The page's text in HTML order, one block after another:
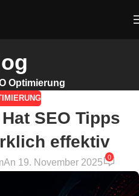
Optimierung
SEO Tipps
effektiv
An 19. November 2025
0